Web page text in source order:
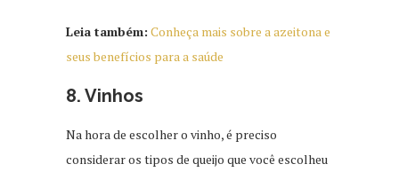
Leia também: Conheça mais sobre a azeitona e
seus benefícios para a saúde
8. Vinhos
Na hora de escolher o vinho, é preciso
considerar os tipos de queijo que você escolheu